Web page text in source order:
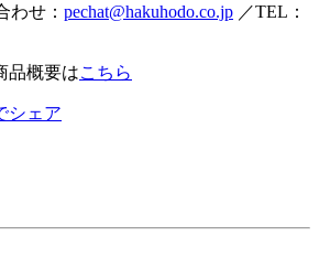
わせ： pechat@hakuhodo.co.jp ／TEL：
品概要はこちら
シェア